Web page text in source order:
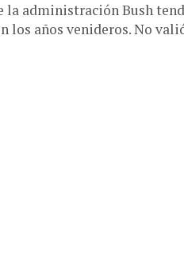
la administración Bush
los años venideros. No